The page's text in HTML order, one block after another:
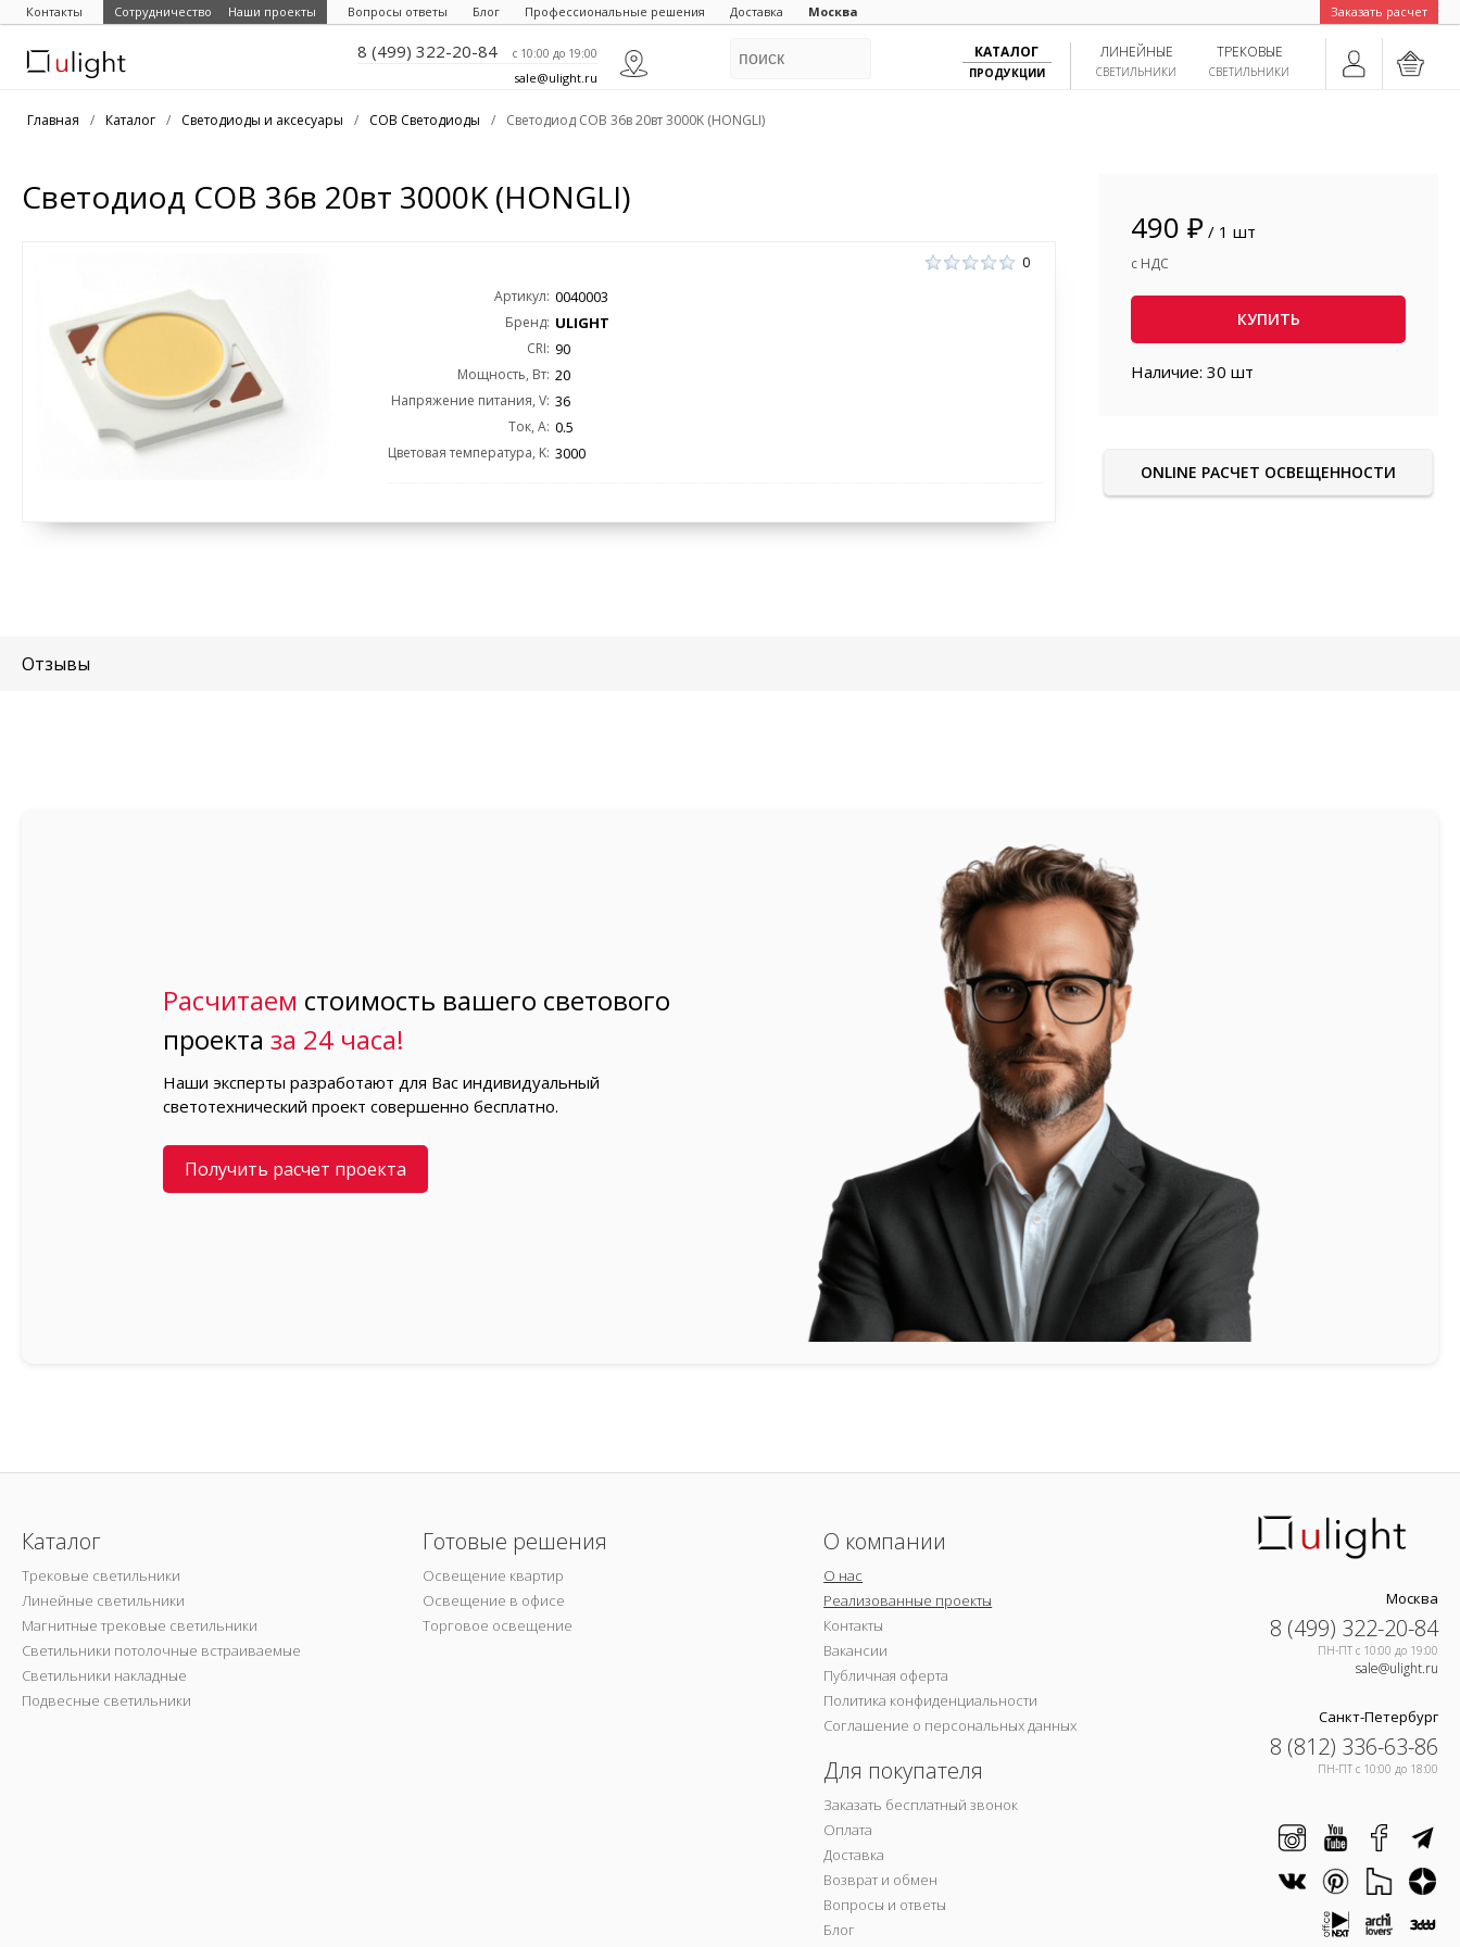
Контакты Сотрудничество Наши проекты Вопросы ответы Блог Профессиональные решения Доставка Москва Заказать расчет
8 (499) 322-20-84 c 10:00 до 19:00
sale@ulight.ru
ТРЕКОВЫЕ
СВЕТИЛЬНИКИ
ЛИНЕЙНЫЕ
СВЕТИЛЬНИКИ
КАТАЛОГ
ПРОДУКЦИИ
Главная / Каталог / Светодиоды и аксесуары / COB Светодиоды / Светодиод COB 36в 20вт 3000K (HONGLI)
Светодиод COB 36в 20вт 3000K (HONGLI)
0
Артикул: 0040003
Бренд: ULIGHT
CRI: 90
Мощность, Вт: 20
Напряжение питания, V: 36
Ток, А: 0.5
Цветовая температура, K: 3000
490 ₽ / 1 шт
с НДС
КУПИТЬ
Наличие: 30 шт
ONLINE РАСЧЕТ ОСВЕЩЕННОСТИ
Отзывы
Расчитаем стоимость вашего светового
проектаза 24 часа!
Наши эксперты разработают для Вас индивидуальный
светотехнический проект совершенно бесплатно.
Получить расчет проекта
Каталог
Трековые светильники
Линейные светильники
Магнитные трековые светильники
Светильники потолочные встраиваемые
Светильники накладные
Подвесные светильники
Готовые решения
Освещение квартир
Освещение в офисе
Торговое освещение
О компании
О нас
Реализованные проекты
Контакты
Вакансии
Публичная оферта
Политика конфиденциальности
Соглашение о персональных данных
Для покупателя
Заказать бесплатный звонок
Оплата
Доставка
Возврат и обмен
Вопросы и ответы
Блог
Москва
8 (499) 322-20-84
ПН-ПТ c 10:00 до 19:00
sale@ulight.ru
Санкт-Петербург
8 (812) 336-63-86
ПН-ПТ c 10:00 до 18:00